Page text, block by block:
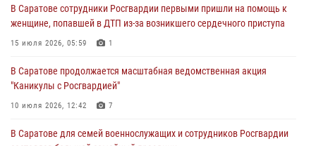
В Саратовской области при содействии спецназа Росгвардии
задержан подозреваемый в незаконном обороте наркотиков
В Саратове для семей военнослужащих и сотрудников Росгвардии
состоялся большой семейный праздник
В Саратове сотрудники Росгвардии первыми пришли на помощь к
женщине, попавшей в ДТП из-за возникшего сердечного приступа
15 июля 2026, 05:59 1
В Саратове продолжается масштабная ведомственная акция
"Каникулы с Росгвардией"
10 июля 2026, 12:42 7
В Саратове для семей военнослужащих и сотрудников Росгвардии